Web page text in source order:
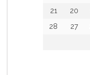
20
21
27
28